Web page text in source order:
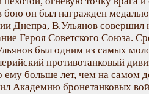
бою он был награжден
Днепра, В.Ульянов совершил
Героя Советского Союза.
был одним из самых
противотанковый
ему больше лет, чем на самом
Академию бронетанковых